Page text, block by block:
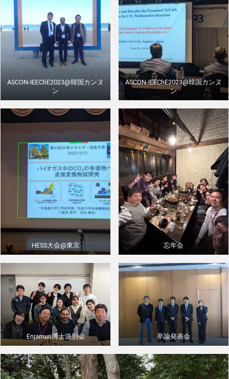
ASCON-IEEChE2023@韓国カンヌ
ン
ASCON-IEEChE2023@韓国カンヌ
ン
HESS大会@東京 忘年会
Enjamuri博士送別会 卒論発表会